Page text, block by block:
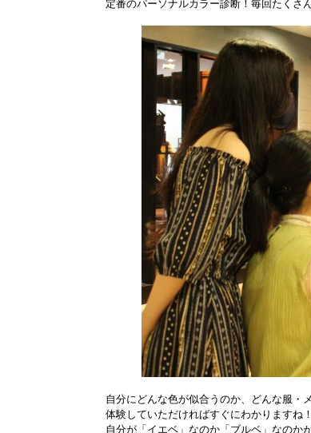
定番のパーソナルカラー診断！毎回たくさ
自分にどんな色が似合うのか、どんな服・
体験していただければすぐにわかりますね！
自分が「イエベ」なのか「ブルベ」なのか